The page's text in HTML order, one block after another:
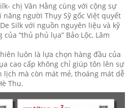
chị Văn Hằng cùng với cộng sự
người Thụy Sỹ gốc Việt quyết
Silk với nguồn nguyên liệu và kỹ
“thủ phủ lụa” Bảo Lộc, Lâm
luôn là lựa chọn hàng đầu của
cao cấp không chỉ giúp tôn lên sự
mà còn mát mẻ, thoáng mát dễ
Thu.